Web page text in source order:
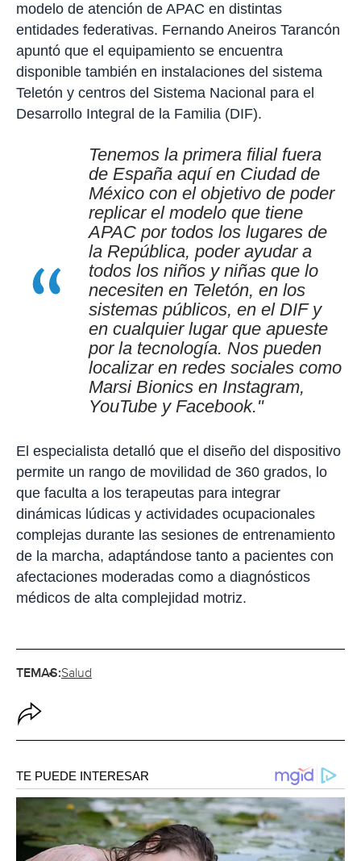
modelo de atención de APAC en distintas
entidades federativas. Fernando Aneiros Tarancón
apuntó que el equipamiento se encuentra
disponible también en instalaciones del sistema
Teletón y centros del Sistema Nacional para el
Desarrollo Integral de la Familia (DIF).
Tenemos la primera filial fuera
de España aquí en Ciudad de
México con el objetivo de poder
replicar el modelo que tiene
APAC por todos los lugares de
la República, poder ayudar a
todos los niños y niñas que lo
necesiten en Teletón, en los
sistemas públicos, en el DIF y
en cualquier lugar que apueste
por la tecnología. Nos pueden
localizar en redes sociales como
Marsi Bionics en Instagram,
YouTube y Facebook."
El especialista detalló que el diseño del dispositivo
permite un rango de movilidad de 360 grados, lo
que faculta a los terapeutas para integrar
dinámicas lúdicas y actividades ocupacionales
complejas durante las sesiones de entrenamiento
de la marcha, adaptándose tanto a pacientes con
afectaciones moderadas como a diagnósticos
médicos de alta complejidad motriz.
TEMAS:Salud
i
o
n
e